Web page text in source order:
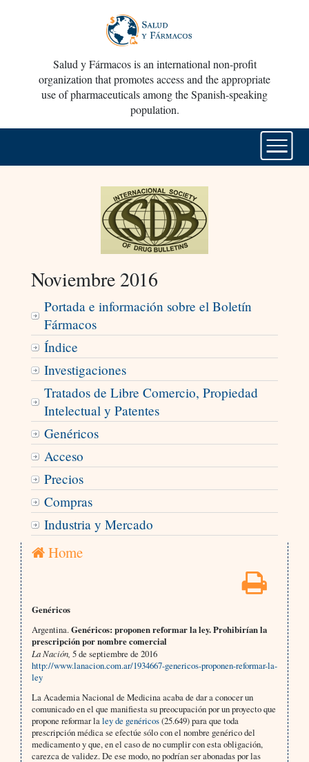
Salud y Fármacos is an international non-profit
organization that promotes access and the appropriate
use of pharmaceuticals among the Spanish-speaking
population.
Noviembre 2016
Portada e información sobre el Boletín
Fármacos
Índice
Investigaciones
Tratados de Libre Comercio, Propiedad
Intelectual y Patentes
Genéricos
Acceso
Precios
Compras
Industria y Mercado
Home
Genéricos
Argentina.Genéricos: proponen reformar la ley. Prohibirían la
prescripción por nombre comercial
La Nación, 5 de septiembre de 2016
http://www.lanacion.com.ar/1934667-genericos-proponen-reformar-la-
ley
La Academia Nacional de Medicina acaba de dar a conocer un
comunicado en el que manifiesta su preocupación por un proyecto que
propone reformar laley de genéricos(25.649) para que toda
prescripción médica se efectúe sólo con el nombre genérico del
medicamento y que, en el caso de no cumplir con esta obligación,
carezca de validez. De ese modo, no podrían ser abonadas por las